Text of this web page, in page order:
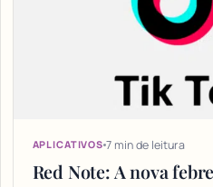
APLICATIVOS 7 min de leitura
Red Note: A nova